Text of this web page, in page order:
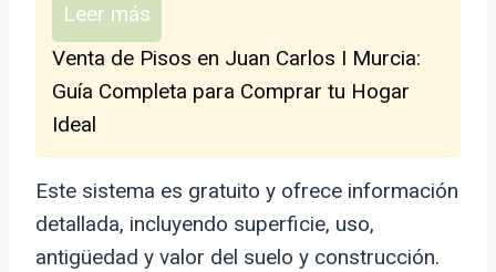
Leer más
Venta de Pisos en Juan Carlos I Murcia:
Guía Completa para Comprar tu Hogar
Ideal
Este sistema es gratuito y ofrece información
detallada, incluyendo superficie, uso,
antigüedad y valor del suelo y construcción.